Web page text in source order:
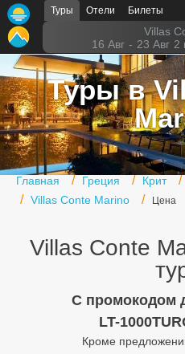
Туры Отели Билеты
Villas
16 Авг - 23 Авг 2
Туры в
Главная Греция Крит
Villas Conte Marino
Цена
Villas Conte
C промокодом
LT-
Кроме
Главная
Горящие туры
Туры в Турцию
Туры в Египет
Туры в ОАЭ
Офис г. Москва